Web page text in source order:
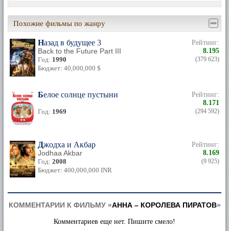
Похожие фильмы по жанру
Назад в будущее 3
Back to the Future Part III
Год: 1990
Бюджет: 40,000,000 $
Рейтинг:
8.195
(379 623)
Белое солнце пустыни
Год: 1969
Рейтинг:
8.171
(294 592)
Джодха и Акбар
Jodhaa Akbar
Год: 2008
Бюджет: 400,000,000 INR
Рейтинг:
8.169
(9 925)
КОММЕНТАРИИ К ФИЛЬМУ «АННА – КОРОЛЕВА ПИРАТОВ»
Комментариев еще нет. Пишите смело!